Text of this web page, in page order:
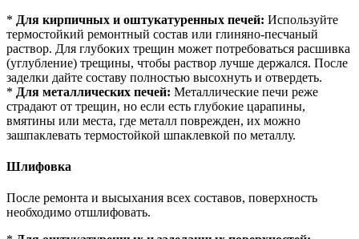
* Для кирпичных и оштукатуренных печей: Используйте
термостойкий ремонтный состав или глиняно-песчаный
раствор. Для глубоких трещин может потребоваться расшивка
(углубление) трещины, чтобы раствор лучше держался. После
заделки дайте составу полностью высохнуть и отвердеть.
* Для металлических печей: Металлические печи реже
страдают от трещин, но если есть глубокие царапины,
вмятины или места, где металл поврежден, их можно
зашпаклевать термостойкой шпаклевкой по металлу.
Шлифовка
После ремонта и высыхания всех составов, поверхность
необходимо отшлифовать.